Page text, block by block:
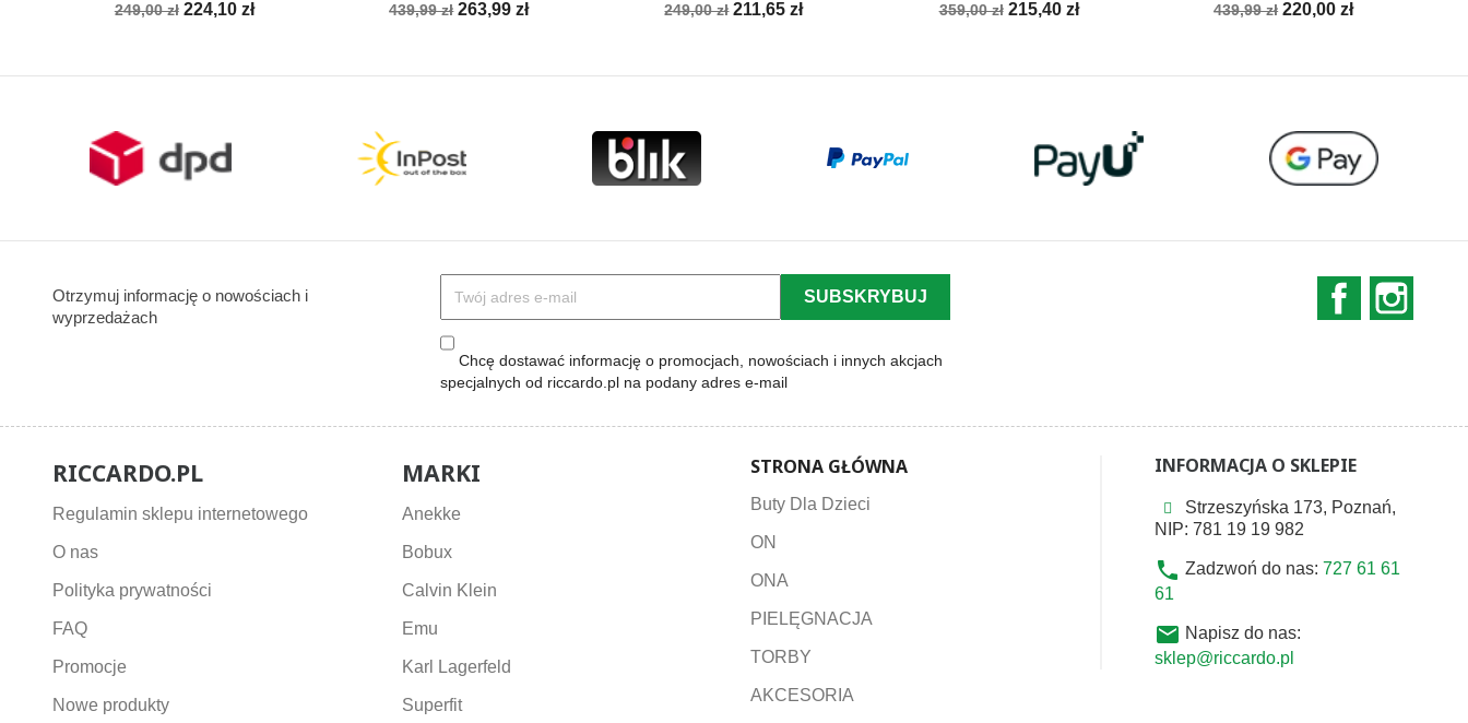
Cena
249,00 zł Cena
224,10 zł
Cena
439,99 zł Cena
263,99 zł
Cena
249,00 zł Cena
211,65 zł
Cena
359,00 zł Cena
215,40 zł
Cena
439,99 zł Cena
220,00 zł
Otrzymuj informację o nowościach i
wyprzedażach
Chcę dostawać informację o promocjach, nowościach i innych akcjach
specjalnych od riccardo.pl na podany adres e-mail
Facebook
RICCARDO.PL
Regulamin sklepu internetowego
O nas
Polityka prywatności
FAQ
Promocje
Nowe produkty
MARKI
Anekke
Bobux
Calvin Klein
Emu
Karl Lagerfeld
Superfit
STRONA GŁÓWNA
Buty Dla Dzieci
ON
ONA
PIELĘGNACJA
TORBY
AKCESORIA
INFORMACJA O SKLEPIE
Strzeszyńska 173, Poznań,
NIP: 781 19 19 982
phone Zadzwoń do nas: 727 61 61
61
email Napisz do nas:
sklep@riccardo.pl